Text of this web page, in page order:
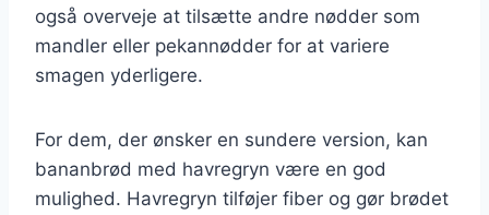
også overveje at tilsætte andre nødder som
mandler eller pekannødder for at variere
smagen yderligere.
For dem, der ønsker en sundere version, kan
bananbrød med havregryn være en god
mulighed. Havregryn tilføjer fiber og gør brødet